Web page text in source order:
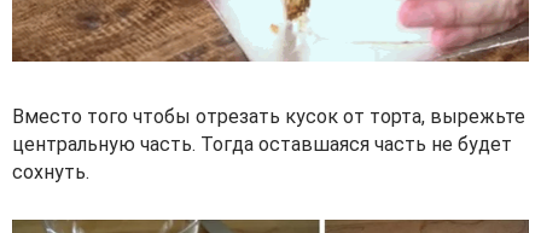
Вместо того чтобы отрезать кусок от торта, вырежьте
центральную часть. Тогда оставшаяся часть не будет
сохнуть.